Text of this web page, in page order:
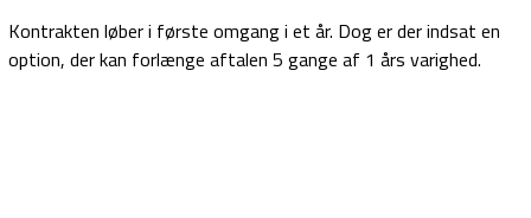
Kontrakten løber i første omgang i et år. Dog er der indsat en
option, der kan forlænge aftalen 5 gange af 1 års varighed.